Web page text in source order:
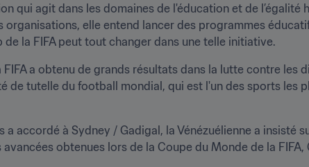
qui agit dans les domaines de l'éducation et de l’égalité
elle entend lancer des programmes
la FIFA peut tout changer dans une telle initiative.
a obtenu de grands résultats dans la lutte contre les
de tutelle du football mondial, qui est l'un des sports les
a accordé à Sydney / Gadigal, la Vénézuélienne a insisté
obtenues lors de la Coupe du Monde de la FIFA,